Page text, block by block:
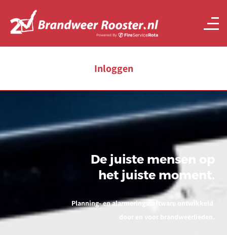
Inloggen
De juiste mensen op
het juiste moment.
Planning- en alarmeringssoftware ontwikkeld